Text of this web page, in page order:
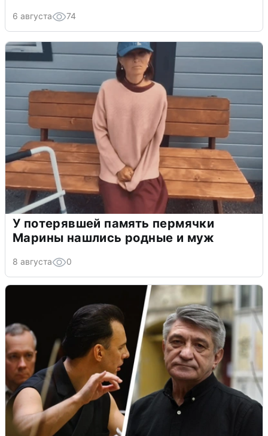
6 августа 74
У потерявшей память пермячки
Марины нашлись родные и муж
8 августа 0